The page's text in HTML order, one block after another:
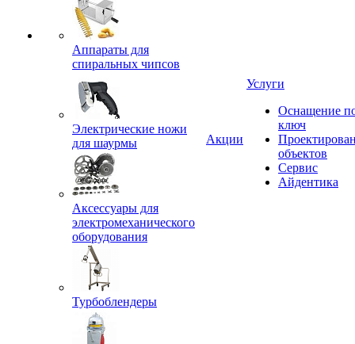
Аппараты для
спиральных чипсов
Электрические ножи
для шаурмы
Аксессуары для
электромеханического
оборудования
Турбоблендеры
Акции
Услуги
Оснащение
ключ
объектов
Сервис
Айдентика